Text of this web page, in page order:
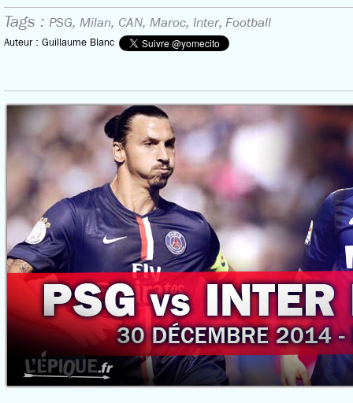
Tags : PSG, Milan, CAN, Maroc, Inter, Football
Auteur : Guillaume Blanc